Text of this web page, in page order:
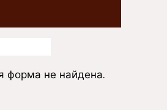
форма не найдена.